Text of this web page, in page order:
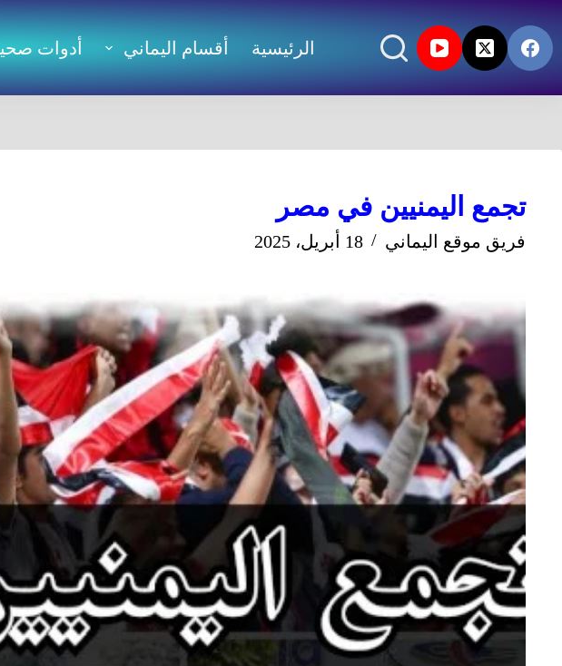
الرئيسية أقسام اليماني أدوات
تجمع اليمنيين في مصر
فريق موقع اليماني 18 أبريل، 2025